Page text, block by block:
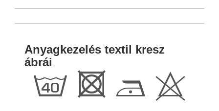
Anyagkezelés textil kresz
ábrái
h R D H